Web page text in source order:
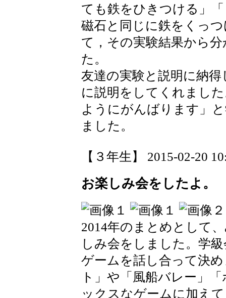
ても鉄をひきつける」
磁石と同じに鉄をくっ
て，その実験結果から
た。
友達の実験と説明に納
に説明をしてくれまし
ようにがんばります」
ました。
【３年生】 2015-02-20
お楽しみ会をしたよ。
2014年のまとめとして
しみ会をしました。学
ゲームを話し合って決
ト」や「風船バレー」
ックスなゲームに加え